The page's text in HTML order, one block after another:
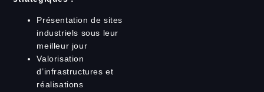
Présentation de sites
industriels sous leur
meilleur jour
Valorisation
d’infrastructures et
réalisations